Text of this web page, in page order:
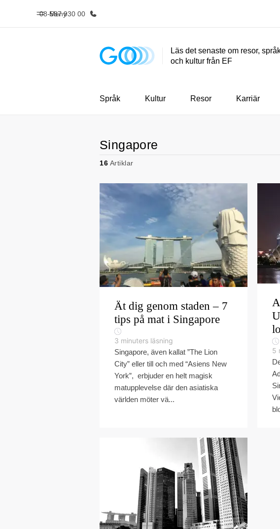
Meny
08-587 930 00
Hem Program
Läs det senaste om resor,
och kultur från EF
Språk Kultur Resor Karriär
Singapore
16 Artiklar
Ät dig genom staden – 7
tips på mat i Singapore
3 minuters läsning
Singapore, även kallat ”The Lion
City” eller till och med “Asiens New
York”, erbjuder en helt magisk
matupplevelse där den asiatiska
världen möter vä...
5